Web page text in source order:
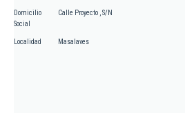
Domicilio
Social
Calle Proyecto , S/N
Localidad Masalaves